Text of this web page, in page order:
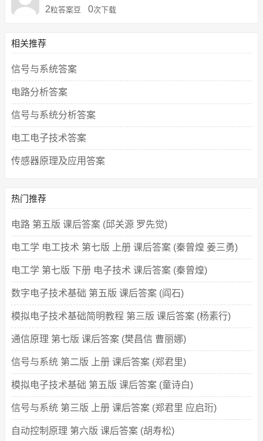
2粒答案豆 0次下载
相关推荐
信号与系统答案
电路分析答案
信号与系统分析答案
电工电子技术答案
传感器原理及应用答案
热门推荐
电路 第五版 课后答案 (邱关源 罗先觉)
电工学 电工技术 第七版 上册 课后答案 (秦曾煌 姜三勇)
电工学 第七版 下册 电子技术 课后答案 (秦曾煌)
数字电子技术基础 第五版 课后答案 (阎石)
模拟电子技术基础简明教程 第三版 课后答案 (杨素行)
通信原理 第七版 课后答案 (樊昌信 曹丽娜)
信号与系统 第二版 上册 课后答案 (郑君里)
模拟电子技术基础 第五版 课后答案 (童诗白)
信号与系统 第三版 上册 课后答案 (郑君里 应启珩)
自动控制原理 第六版 课后答案 (胡寿松)